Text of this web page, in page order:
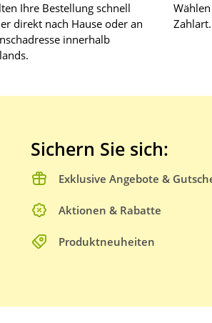
Ihre Bestellung schnell
direkt nach Hause oder an
innerhalb
Zahlart.
Sichern Sie sich:
Exklusive Angebote &
Aktionen & Rabatte
Produktneuheiten